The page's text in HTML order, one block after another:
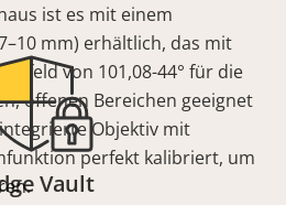
ist es mit einem
mm) erhältlich, das mit
von 101,08-44° für die
offenen Bereichen geeignet
Objektiv mit
perfekt kalibriert, um
Vault